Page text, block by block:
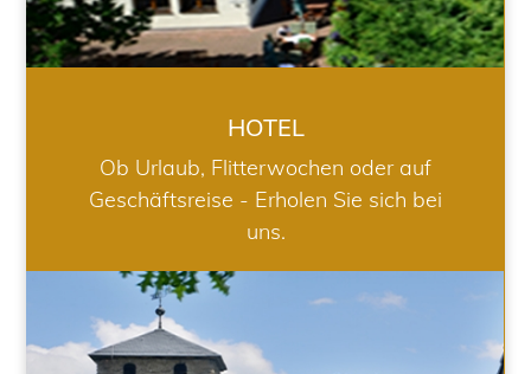
HOTEL
Ob Urlaub, Flitterwochen oder auf
Geschäftsreise - Erholen Sie sich bei
uns.